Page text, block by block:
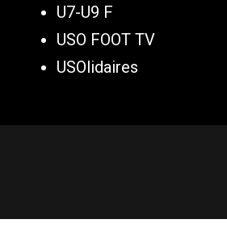
U7-U9 F
USO FOOT TV
USOlidaires